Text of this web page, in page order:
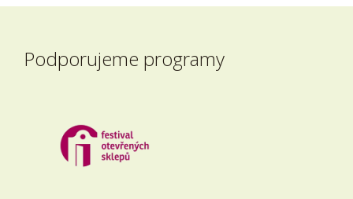
Podporujeme programy